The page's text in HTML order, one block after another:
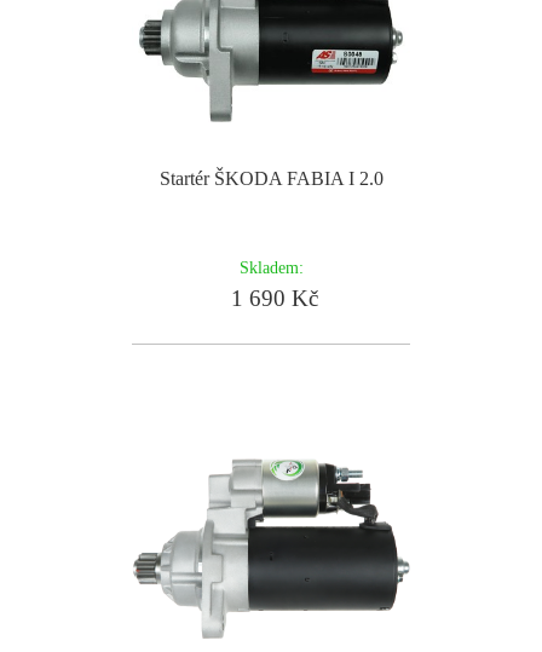
Startér ŠKODA FABIA I 2.0
Skladem:
1 690 Kč